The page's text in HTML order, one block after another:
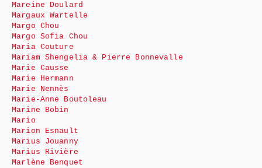
Mareine Doulard
Margaux Wartelle
Margo Chou
Margo Sofia Chou
Maria Couture
Mariam Shengelia & Pierre Bonnevalle
Marie Causse
Marie Hermann
Marie Nennès
Marie-Anne Boutoleau
Marine Bobin
Mario
Marion Esnault
Marius Jouanny
Marius Rivière
Marlène Benquet